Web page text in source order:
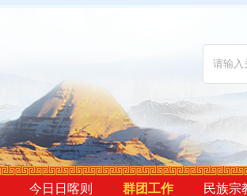
今日日喀则 群团工作 民族宗